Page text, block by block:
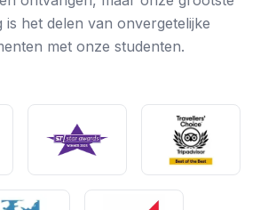
is het delen van onvergetelijke
met onze studenten.